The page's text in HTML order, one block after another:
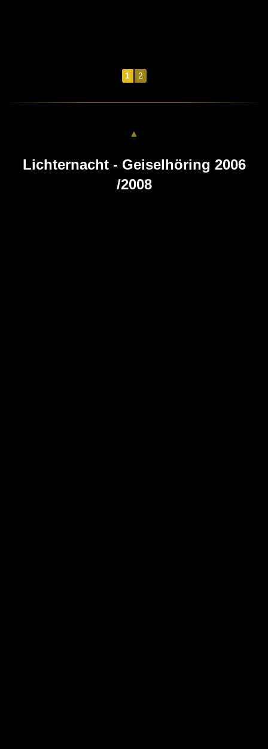
1 2
▲
Lichternacht - Geiselhöring 2006
/2008